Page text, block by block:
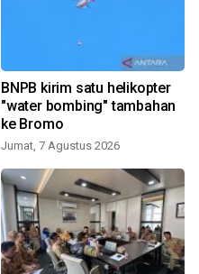
BNPB kirim satu helikopter
"water bombing" tambahan
ke Bromo
Jumat, 7 Agustus 2026